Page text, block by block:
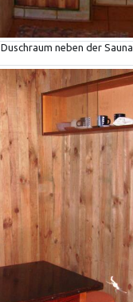
Duschraum neben der Sauna